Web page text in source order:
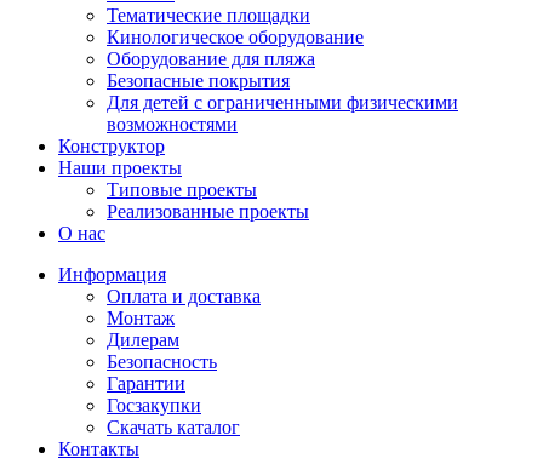
Песочницы
Песочные городки
Детские столики и скамьи
Домики-беседки
Теневые навесы и сцены
Развивающие игровые элементы
ПДД для детей
Спортивное оборудование
Кинологическое оборудование
Оборудование для пляжа
Для детей с ограниченными физическими
возможностями
Тематические площадки
Кинологическое оборудование
Оборудование для пляжа
Безопасные покрытия
Для детей с ограниченными физическими
возможностями
Конструктор
Наши проекты
Типовые проекты
Реализованные проекты
О нас
Информация
Оплата и доставка
Монтаж
Дилерам
Безопасность
Гарантии
Госзакупки
Скачать каталог
Контакты